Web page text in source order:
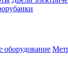
оборудование